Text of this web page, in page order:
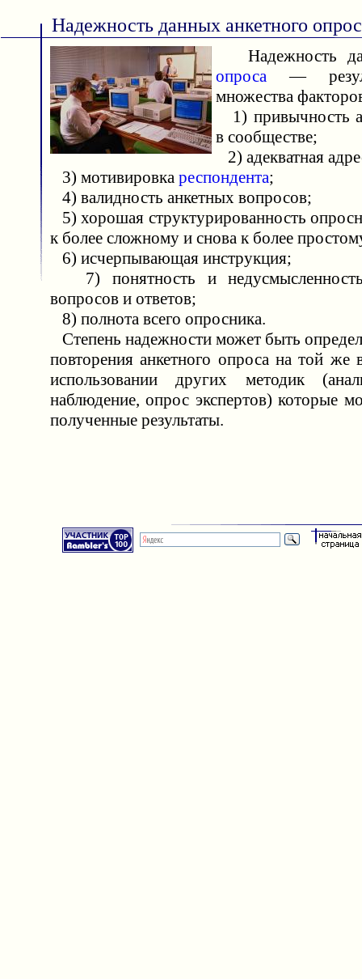
Надежность данных анкетного
Надежность
опроса —
множества
1) привычность
в сообществе;
2) адекватная
3) мотивировка респондента;
4) валидность анкетных вопросов;
5) хорошая структурированность
к более сложному и снова к более
6) исчерпывающая инструкция;
7) понятность и
вопросов и ответов;
8) полнота всего опросника.
Степень надежности может быть
повторения анкетного опроса на той же
использовании других методик
наблюдение, опрос экспертов) которые
полученные результаты.